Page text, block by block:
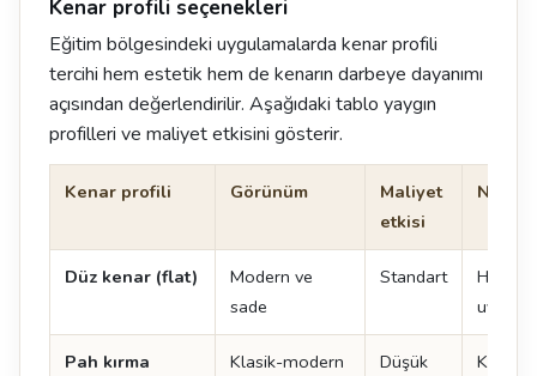
Kenar profili seçenekleri
Eğitim bölgesindeki uygulamalarda kenar profili
tercihi hem estetik hem de kenarın darbeye dayanımı
açısından değerlendirilir. Aşağıdaki tablo yaygın
profilleri ve maliyet etkisini gösterir.
Kenar profili Görünüm
Maliyet
etkisi
Not
Düz kenar (flat)
Modern ve
sade
Standart
Her
Pah kırma
Klasik-modern
Düşük
Kenar